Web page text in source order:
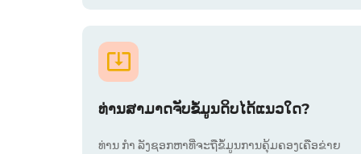
ທ່ານສາມາດຈັບຂໍ້ມູນດິບໄດ້ແນວໃດ?
ທ່ານ ກຳ ລັງຊອກຫາທີ່ຈະຖືຂໍ້ມູນການຄຸ້ມຄອງເຄືອຂ່າຍ